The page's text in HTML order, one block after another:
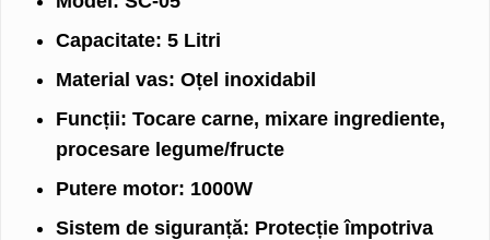
Capacitate: 5 Litri
Material vas: Oțel inoxidabil
Funcții: Tocare carne, mixare ingrediente,
procesare legume/fructe
Putere motor: 1000W
Sistem de siguranță: Protecție împotriva